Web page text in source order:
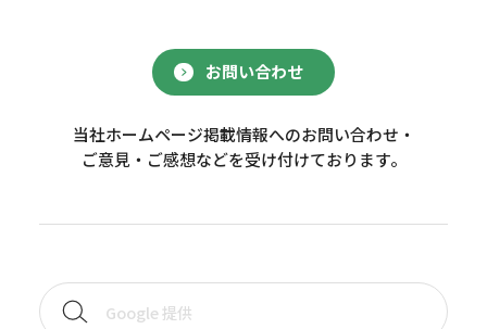
お問い合わせ
当社ホームページ掲載情報へのお問い合わせ・
ご意見・ご感想などを受け付けております。